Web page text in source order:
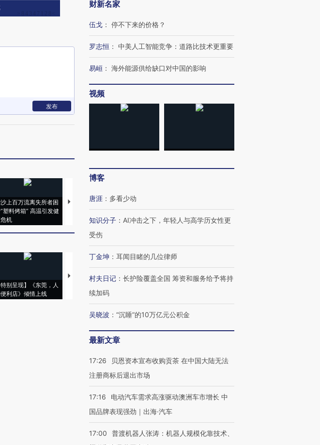
发布
上百万流离失所者困
塑料烤箱” 高温引发健
机
马航飞行员跨国走私7万
粒摇头丸 尿检体内含3种
术：是什么让中产们甘
心“花钱找虐”？
泽连斯基密集出访美英 索
要防空导弹“救急”
特别呈现】《东莞，人
利店》倾情上线
【推广】走进第四届链博
【商旅对话】华住集团
财新名家
伍戈 ： 停不下来的价格？
罗志恒 ： 中美人工智能竞争：道路比技术更重要
易峘 ： 海外能源供给缺口对中国的影响
视频
博客
唐涯 ： 多看少动
知识分子 ： AI冲击之下，年轻人与高学历女性更
受伤
丁金坤 ： 耳闻目睹的几位律师
村夫日记 ： 长护险覆盖全国 筹资和服务给予将持
续加码
吴晓波 ： “沉睡”的10万亿元公积金
最新文章
17:26
贝恩资本宣布收购贡茶 在中国大陆无法
注册商标后退出市场
17:16
电动汽车需求高涨驱动澳洲车市增长 中
国品牌表现强劲｜出海·汽车
17:00
普渡机器人张涛：机器人规模化靠技术、